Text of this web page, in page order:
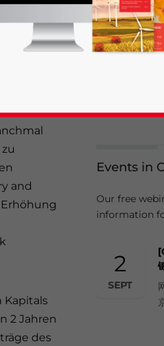
einer
der sie
and
Kapitals
2 Jahren
des
About
Events in
Our free
information
2
SEPT
Please send me business news and updates for